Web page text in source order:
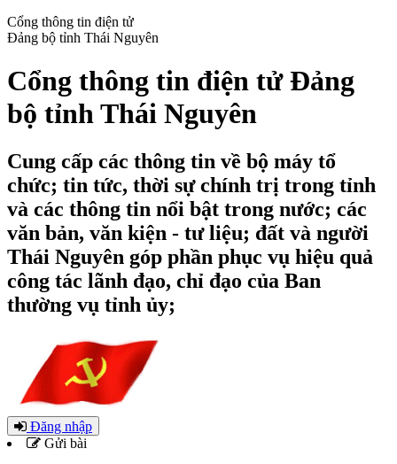
Cổng thông tin điện tử
Đảng bộ tỉnh Thái Nguyên
Cổng thông tin điện tử Đảng
bộ tỉnh Thái Nguyên
Cung cấp các thông tin về bộ máy tổ
chức; tin tức, thời sự chính trị trong tỉnh
và các thông tin nổi bật trong nước; các
văn bản, văn kiện - tư liệu; đất và người
Thái Nguyên góp phần phục vụ hiệu quả
công tác lãnh đạo, chỉ đạo của Ban
thường vụ tỉnh ủy;
Đăng nhập
Gửi bài